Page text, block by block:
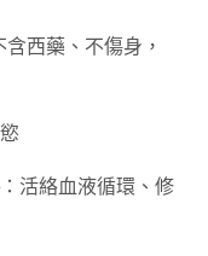
西藥、不傷身，
：活絡血液循環、修